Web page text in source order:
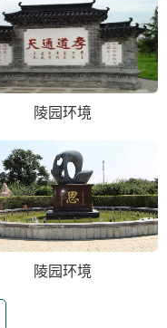
陵园环境
陵园环境